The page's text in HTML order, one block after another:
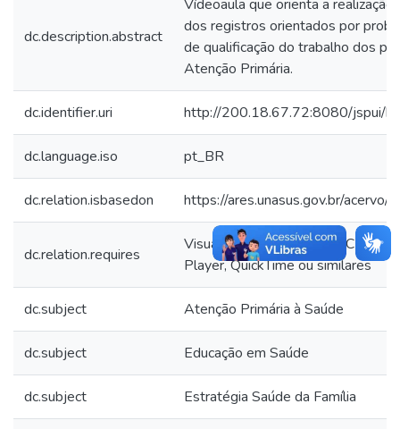
dc.description.abstract
Vídeoaula que orienta a
dos registros orientados por
de qualificação do trabalho dos
Atenção Primária.
dc.identifier.uri http://200.18.67.72:8080/jspui/
dc.language.iso pt_BR
dc.relation.isbasedon https://ares.unasus.gov.br/
dc.relation.requires
Visualizador de vídeos: VLC
Player, QuickTime ou similares
dc.subject Atenção Primária à Saúde
dc.subject Educação em Saúde
dc.subject Estratégia Saúde da Família